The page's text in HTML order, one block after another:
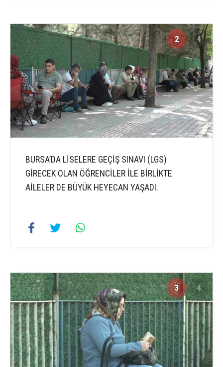
2 4
BURSA’DA LİSELERE GEÇİŞ SINAVI (LGS)
GİRECEK OLAN ÖĞRENCİLER İLE BİRLİKTE
AİLELER DE BÜYÜK HEYECAN YAŞADI.
3 4